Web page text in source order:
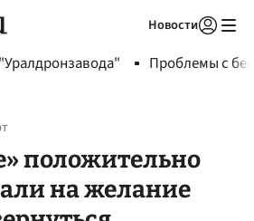
Новости
Проблемы с
положительно
на желание